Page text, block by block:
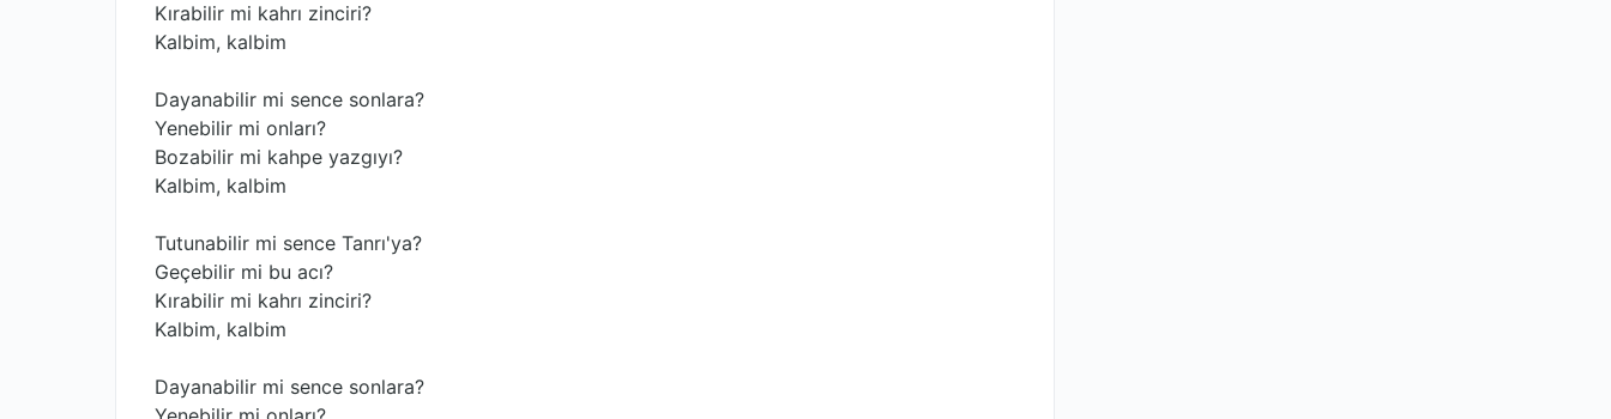
Kırabilir mi kahrı zinciri?
Kalbim, kalbim
Dayanabilir mi sence sonlara?
Yenebilir mi onları?
Bozabilir mi kahpe yazgıyı?
Kalbim, kalbim
Tutunabilir mi sence Tanrı'ya?
Geçebilir mi bu acı?
Kırabilir mi kahrı zinciri?
Kalbim, kalbim
Dayanabilir mi sence sonlara?